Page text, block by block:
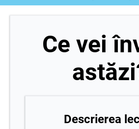
Ce vei
Descrierea